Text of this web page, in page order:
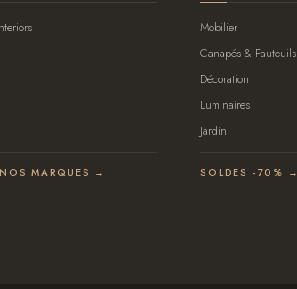
MARQUES →
Mobilier
Canapés & Fauteuils
Décoration
Luminaires
Jardin
SOLDES -70% →